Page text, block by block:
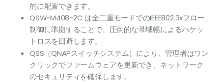
的に配置できます。
QSW-M408-2C は全二重モードでのIEEE802.3xフロー
制御に準拠することで、圧倒的な帯域幅によるパケッ
トロスを回避します。
QSS（QNAPスイッチシステム）により、管理者はワン
クリックでファームウェアを更新でき、ネットワーク
のセキュリティを確保します。